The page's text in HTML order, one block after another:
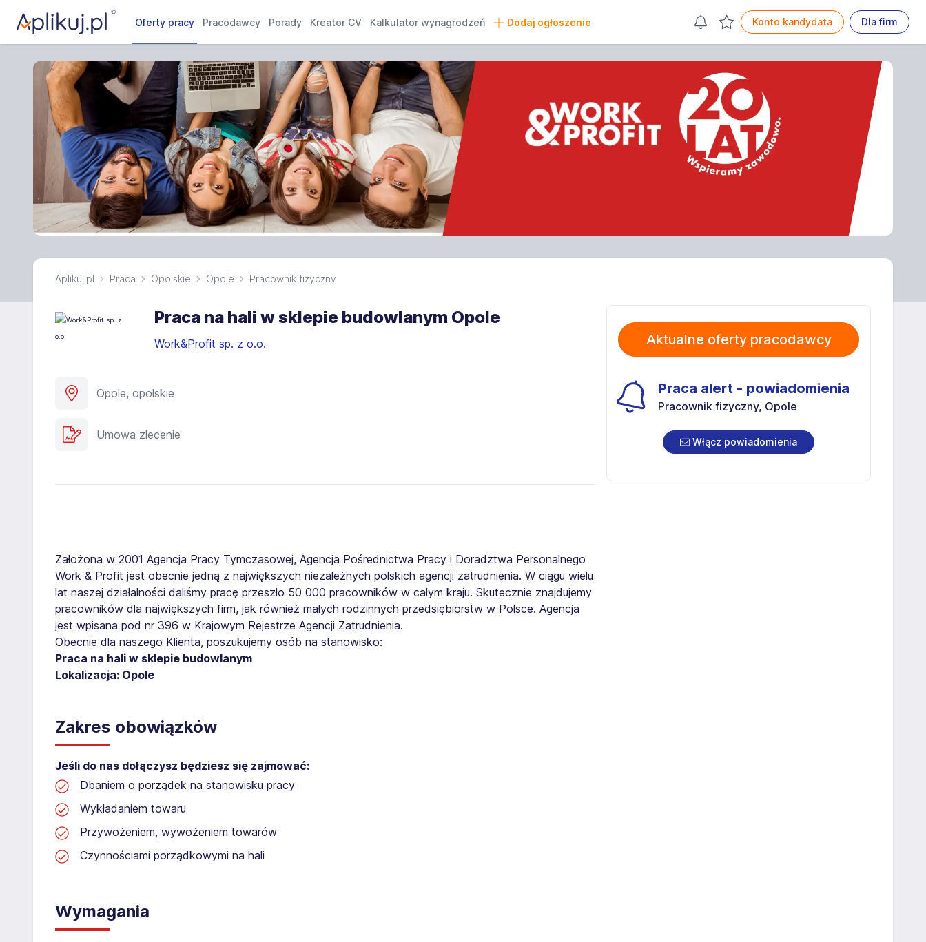
Oferty pracy Pracodawcy Porady Kreator CV Kalkulator wynagrodzeń Dodaj ogłoszenie Konto kandydata Dla firm
Aplikuj.pl Praca Opolskie Opole Pracownik fizyczny
Praca na hali w sklepie budowlanym Opole
Work&Profit sp. z o.o.
Opole, opolskie
Umowa zlecenie
Założona w 2001 Agencja Pracy Tymczasowej, Agencja Pośrednictwa Pracy i Doradztwa Personalnego
Work & Profit jest obecnie jedną z największych niezależnych polskich agencji zatrudnienia. W ciągu wielu
lat naszej działalności daliśmy pracę przeszło 50 000 pracowników w całym kraju. Skutecznie znajdujemy
pracowników dla największych firm, jak również małych rodzinnych przedsiębiorstw w Polsce. Agencja
jest wpisana pod nr 396 w Krajowym Rejestrze Agencji Zatrudnienia.
Obecnie dla naszego Klienta, poszukujemy osób na stanowisko:
Praca na hali w sklepie budowlanym
Lokalizacja: Opole
Zakres obowiązków
Jeśli do nas dołączysz będziesz się zajmować:
Dbaniem o porządek na stanowisku pracy
Wykładaniem towaru
Przywożeniem, wywożeniem towarów
Czynnościami porządkowymi na hali
Wymagania
Aktualne oferty pracodawcy
Praca alert - powiadomienia
Pracownik fizyczny, Opole
Włącz powiadomienia